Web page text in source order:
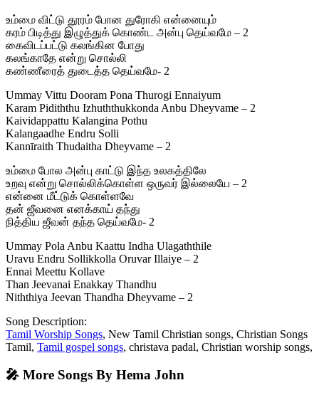
உம்மை விட்டு தூரம் போன துரோகி என்னையும்
கரம் பிடித்து இழுத்துக் கொண்ட அன்பு தெய்வமே – 2
கைவிடப்பட்டு கலங்கின போது
கலங்காதே என்று சொல்லி
கண்ணீரைத் துடைத்த தெய்வமே- 2
Ummay Vittu Dooram Pona Thurogi Ennaiyum
Karam Pidiththu Izhuththukkonda Anbu Dheyvame – 2
Kaividappattu Kalangina Pothu
Kalangaadhe Endru Solli
Kannīraith Thudaitha Dheyvame – 2
உம்மை போல அன்பு காட்டு இந்த உலகத்திலே
உறவு என்று சொல்லிக்கொள்ள ஒருவர் இல்லையே – 2
என்னை மீட்டுக் கொள்ளவே
தன் ஜீவனை எனக்காய் தந்து
நித்திய ஜீவன் தந்த தெய்வமே- 2
Ummay Pola Anbu Kaattu Indha Ulagaththile
Uravu Endru Sollikkolla Oruvar Illaiye – 2
Ennai Meettu Kollave
Than Jeevanai Enakkay Thandhu
Niththiya Jeevan Thandha Dheyvame – 2
Song Description:
Tamil Worship Songs, New Tamil Christian songs, Christian Songs
Tamil, Tamil gospel songs, christava padal, Christian worship songs,
🎤 More Songs By Hema John